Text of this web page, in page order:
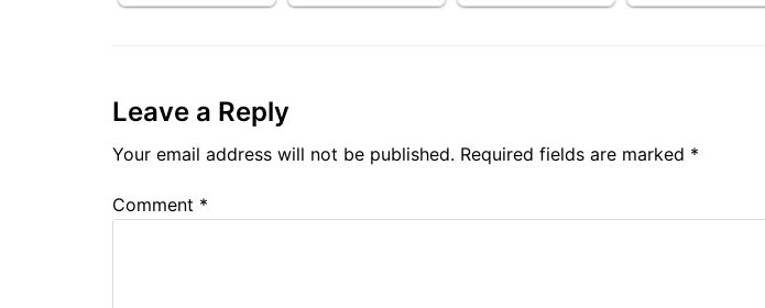
Leave a Reply
Your email address will not be published. Required fields are marked *
Comment *